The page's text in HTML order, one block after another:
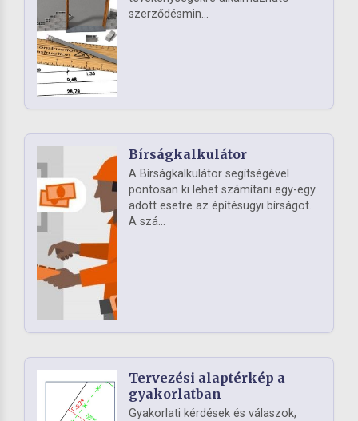
szerződésmin...
Bírságkalkulátor
A Bírságkalkulátor segítségével
pontosan ki lehet számítani egy-egy
adott esetre az építésügyi bírságot.
A szá...
Tervezési alaptérkép a
gyakorlatban
Gyakorlati kérdések és válaszok,